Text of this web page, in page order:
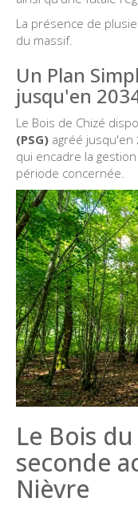
La présence de
du massif.
Un Plan
jusqu'en
Le Bois de Chizé
(PSG) agréé jusqu'en
qui encadre la
période concernée.
Le Bois
seconde
Nièvre